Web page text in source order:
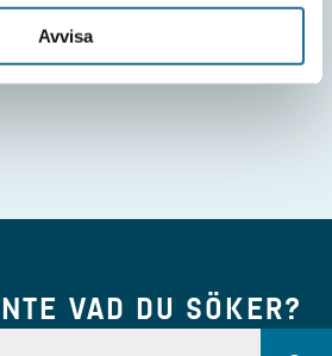
Avvisa
VAD DU SÖKER?